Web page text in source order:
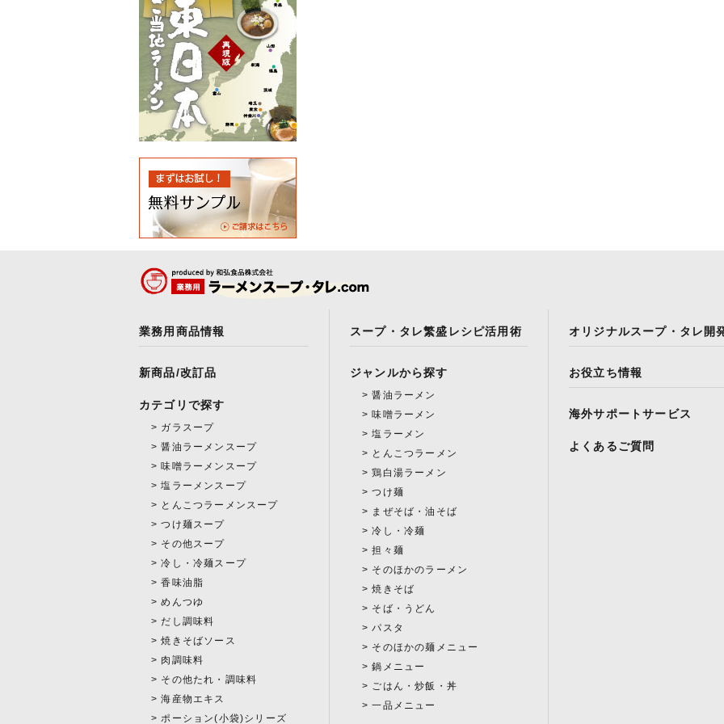
業務用商品情報
新商品/改訂品
カテゴリで探す
ガラスープ
醤油ラーメンスープ
味噌ラーメンスープ
塩ラーメンスープ
とんこつラーメンスープ
つけ麺スープ
その他スープ
冷し・冷麺スープ
香味油脂
めんつゆ
だし調味料
焼きそばソース
肉調味料
その他たれ・調味料
海産物エキス
ポーション(小袋)シリーズ
スープ・タレ繁盛レシピ活用術
ジャンルから探す
醤油ラーメン
味噌ラーメン
塩ラーメン
とんこつラーメン
鶏白湯ラーメン
つけ麺
まぜそば・油そば
冷し・冷麺
担々麺
そのほかのラーメン
焼きそば
そば・うどん
パスタ
そのほかの麺メニュー
鍋メニュー
ごはん・炒飯・丼
一品メニュー
オリジナルスープ・タレ開
お役立ち情報
海外サポートサービス
よくあるご質問